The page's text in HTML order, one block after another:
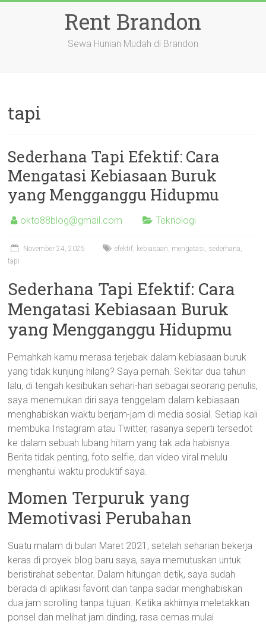
Rent Brandon
Sewa Hunian Mudah di Brandon
tapi
Sederhana Tapi Efektif: Cara
Mengatasi Kebiasaan Buruk
yang Mengganggu Hidupmu
okto88blog@gmail.com Teknologi
November 24, 2025 efektif, kebiasaan, mengatasi, sederhana,
tapi
Sederhana Tapi Efektif: Cara
Mengatasi Kebiasaan Buruk
yang Mengganggu Hidupmu
Pernahkah kamu merasa terjebak dalam kebiasaan buruk
yang tidak kunjung hilang? Saya pernah. Sekitar dua tahun
lalu, di tengah kesibukan sehari-hari sebagai seorang penulis,
saya menemukan diri saya tenggelam dalam kebiasaan
menghabiskan waktu berjam-jam di media sosial. Setiap kali
membuka Instagram atau Twitter, rasanya seperti tersedot
ke dalam sebuah lubang hitam yang tak ada habisnya.
Berita tidak penting, foto selfie, dan video viral melulu
menghantui waktu produktif saya.
Momen Terpuruk yang
Memotivasi Perubahan
Suatu malam di bulan Maret 2021, setelah seharian bekerja
keras di proyek blog baru saya, saya memutuskan untuk
beristirahat sebentar. Dalam hitungan detik, saya sudah
berada di aplikasi favorit dan tanpa sadar menghabiskan
dua jam scrolling tanpa tujuan. Ketika akhirnya meletakkan
ponsel dan melihat jam dinding, rasa cemas mulai